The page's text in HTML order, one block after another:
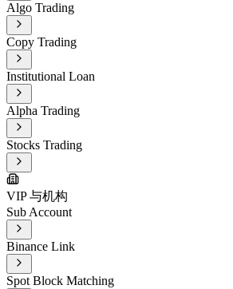
Algo Trading
Copy Trading
Institutional Loan
Alpha Trading
Stocks Trading
VIP 与机构
Sub Account
Binance Link
Spot Block Matching